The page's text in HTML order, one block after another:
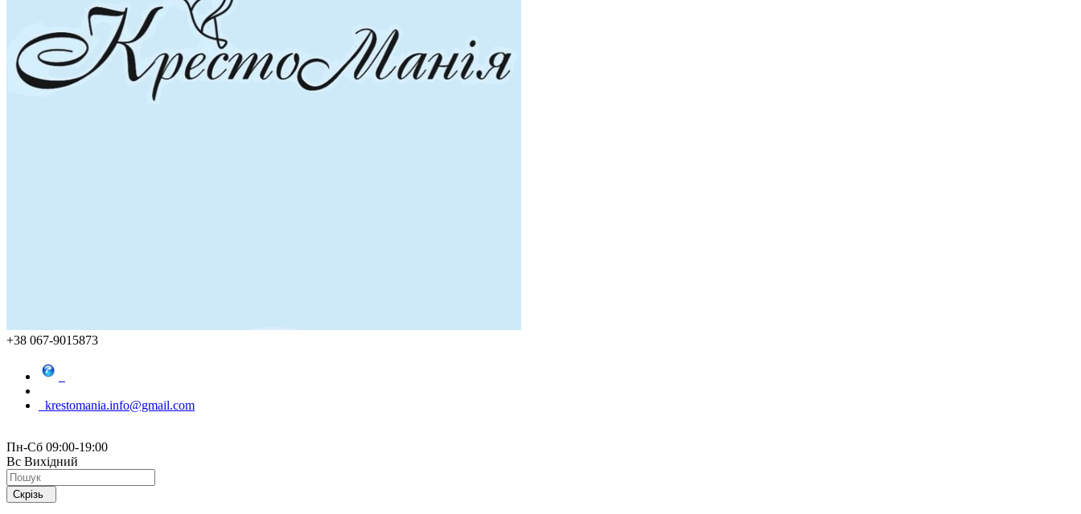
+38 067-9015873
krestomania.info@gmail.com
Пн-Сб 09:00-19:00
Вс Вихідний
Скрізь